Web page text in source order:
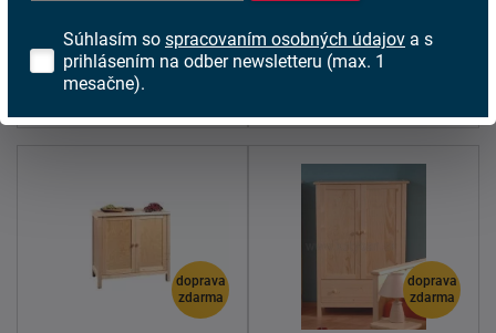
produktovej rady majú
špecifický dizajn
ktorého ...
Detail
tejto produktovej rady
majúšpecifický dizajn
doprava
zdarma
doprava
zdarma
Súhlasím so spracovaním osobných údajov a s
prihlásením na odber newsletteru (max. 1
mesačne).